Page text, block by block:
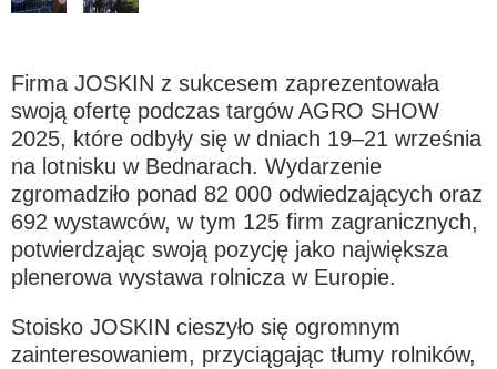
KONTAKT
MyJOSKIN
Română
Suomi
Magyar
Firma JOSKIN z sukcesem zaprezentowała
swoją ofertę podczas targów AGRO SHOW
2025, które odbyły się w dniach 19–21 września
na lotnisku w Bednarach. Wydarzenie
zgromadziło ponad 82 000 odwiedzających oraz
692 wystawców, w tym 125 firm zagranicznych,
potwierdzając swoją pozycję jako największa
plenerowa wystawa rolnicza w Europie.
Stoisko JOSKIN cieszyło się ogromnym
zainteresowaniem, przyciągając tłumy rolników,